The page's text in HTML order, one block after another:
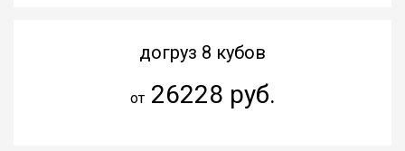
догруз 8 кубов
от26228 руб.